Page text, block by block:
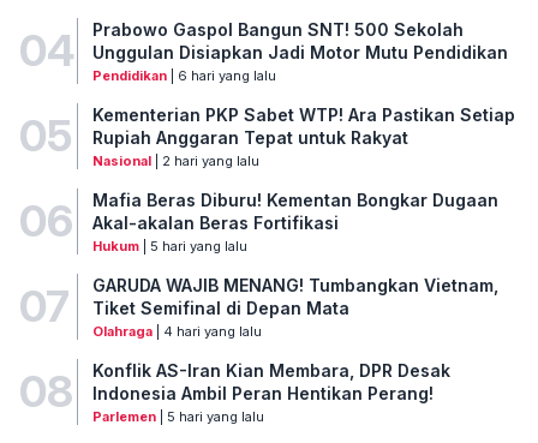
04
Prabowo Gaspol Bangun SNT! 500 Sekolah
Unggulan Disiapkan Jadi Motor Mutu Pendidikan
Pendidikan| 6 hari yang lalu
05
Kementerian PKP Sabet WTP! Ara Pastikan Setiap
Rupiah Anggaran Tepat untuk Rakyat
Nasional| 2 hari yang lalu
06
Mafia Beras Diburu! Kementan Bongkar Dugaan
Akal-akalan Beras Fortifikasi
Hukum| 5 hari yang lalu
07
GARUDA WAJIB MENANG! Tumbangkan Vietnam,
Tiket Semifinal di Depan Mata
Olahraga| 4 hari yang lalu
08
Konflik AS-Iran Kian Membara, DPR Desak
Indonesia Ambil Peran Hentikan Perang!
Parlemen| 5 hari yang lalu